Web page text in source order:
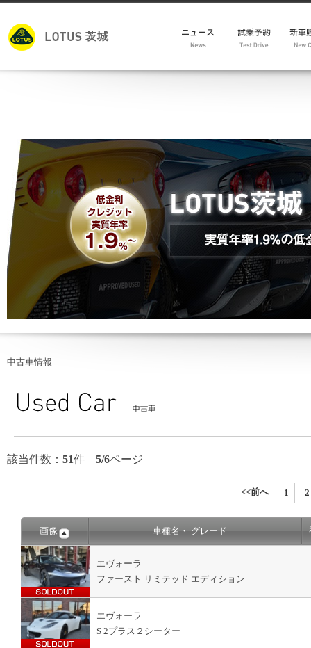
中古車情報
該当件数： 51件 5/6ページ
<<前へ 1 2
画像 車種名・ グレード
エヴォーラ
ファースト リミテッド エディション
エヴォーラ
S 2プラス２シーター